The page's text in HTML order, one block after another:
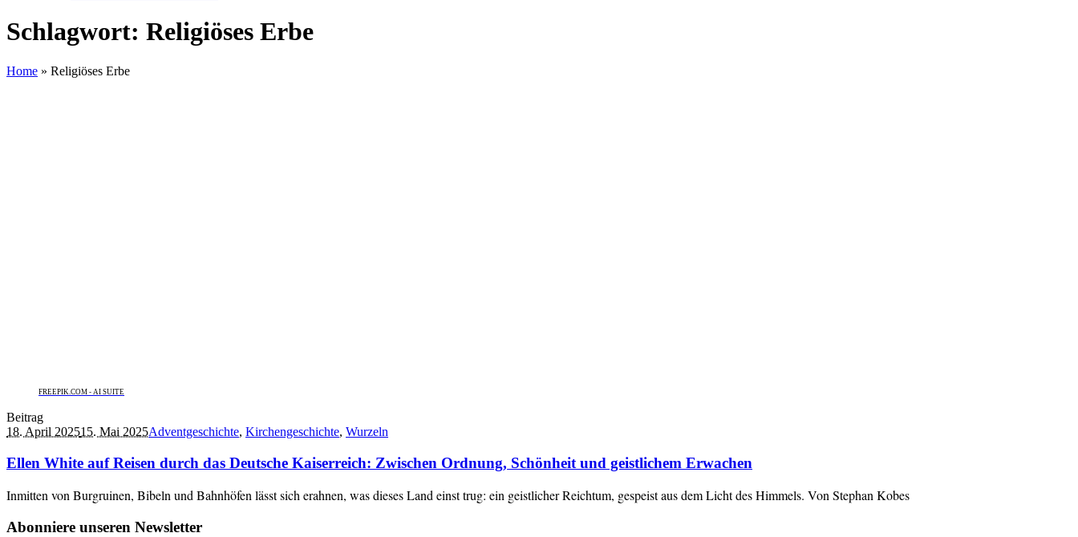
Schlagwort: Religiöses Erbe
Home » Religiöses Erbe
FREEPIK.COM - AI SUITE
Beitrag
18. April 202515. Mai 2025Adventgeschichte, Kirchengeschichte, Wurzeln
Ellen White auf Reisen durch das Deutsche Kaiserreich: Zwischen Ordnung, Schönheit und geistlichem Erwachen
Inmitten von Burgruinen, Bibeln und Bahnhöfen lässt sich erahnen, was dieses Land einst trug: ein geistlicher Reichtum, gespeist aus dem Licht des Himmels. Von Stephan Kobes
Abonniere unseren Newsletter